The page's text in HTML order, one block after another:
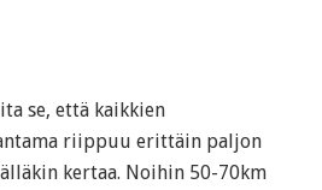
se, että kaikkien
riippuu erittäin paljon
kertaa. Noihin 50-70km